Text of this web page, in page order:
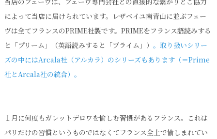
によって当店に届けられています。レザベイユ南青山に並ぶフェー
ヴは全てフランスのPRIME社製です。PRIMEをフランス語読みする
と「プリーム」（英語読みすると「プライム」） 。取り扱いシリー
ズの中にはArcala社（アルカラ）のシリーズもあります（＝Prime
社とArcala社の統合）。
１月に何度もガレットデロワを愉しむ習慣があるフランス。これは
パリだけの習慣というものではなくてフランス全土で愉しまれてい